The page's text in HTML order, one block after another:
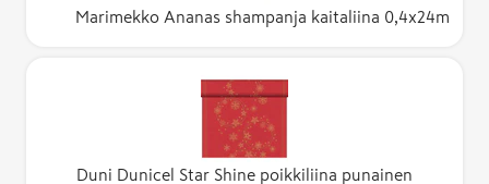
Marimekko Ananas shampanja kaitaliina 0,4x24m
Duni Dunicel Star Shine poikkiliina punainen